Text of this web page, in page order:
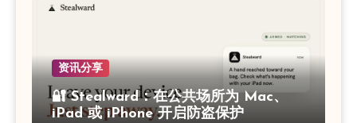
资讯分享
🔐 Stealward：在公共场所为 Mac、
iPad 或 iPhone 开启防盗保护